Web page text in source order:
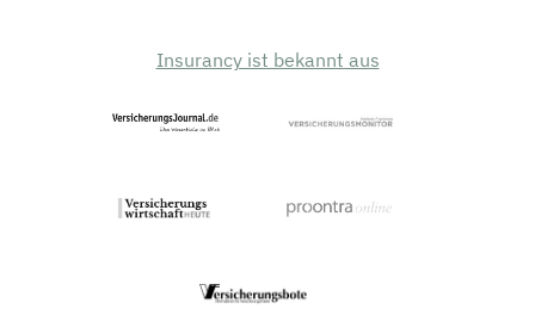
Insurancy ist bekannt aus